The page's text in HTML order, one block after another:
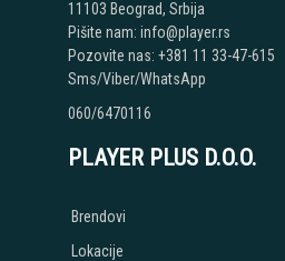
11103 Beograd, Srbija
Pišite nam: info@player.rs
Pozovite nas: +381 11 33-47-615
Sms/Viber/WhatsApp
060/6470116
PLAYER PLUS D.O.O.
Brendovi
Lokacije